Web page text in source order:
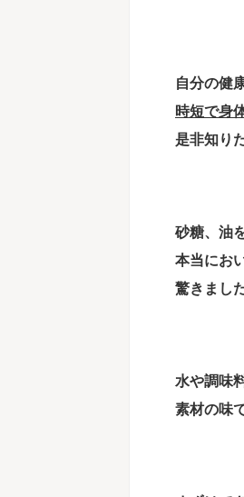
自分の健
時短で身
是非知り
砂糖、油
本当にお
驚きました
水や調味
素材の味